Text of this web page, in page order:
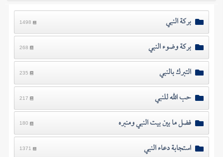
بركة النبي 1498
بركة وضوء النبي 268
التبرك بالنبي 235
حب الله للنبي 217
فضل ما بين بيت النبي ومنبره 180
استجابة دعاء النبي 1371